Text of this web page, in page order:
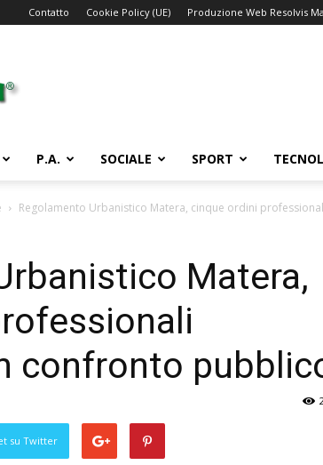
Contatto Cookie Policy (UE) Produzione Web Resolvis
P.A. SOCIALE SPORT
Regolamento Urbanistico Matera, cinque ordini
Matera,
confronto
su Twitter